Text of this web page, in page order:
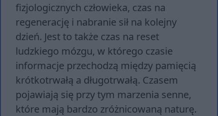
fizjologicznych człowieka, czas na
regenerację i nabranie sił na kolejny
dzień. Jest to także czas na reset
ludzkiego mózgu, w którego czasie
informacje przechodzą między pamięcią
krótkotrwałą a długotrwałą. Czasem
pojawiają się przy tym marzenia senne,
które mają bardzo zróżnicowaną naturę.